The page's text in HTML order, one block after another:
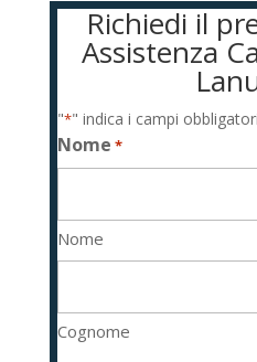
Richiedi il
Assistenza
"*" indica i campi obbligatori
Nome *
Nome
Cognome